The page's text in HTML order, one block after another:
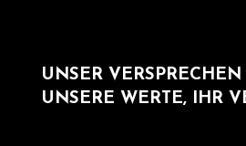
UNSER
UNSERE WERTE, IHR